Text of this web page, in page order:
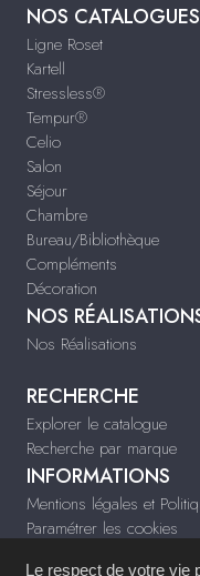
NOS CATALOGUES
Ligne Roset
Kartell
Stressless®
Tempur®
Celio
Salon
Séjour
Chambre
Bureau/Bibliothèque
Compléments
Décoration
NOS
Nos Réalisations
RECHERCHE
Explorer le catalogue
Recherche par marque
INFORMATIONS
Mentions légales et
Paramétrer les cookies
Le respect de votre vie